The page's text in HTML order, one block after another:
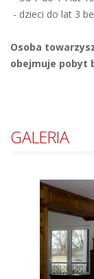
- dzieci do lat 3
Osoba
obejmuje pobyt
GALERIA